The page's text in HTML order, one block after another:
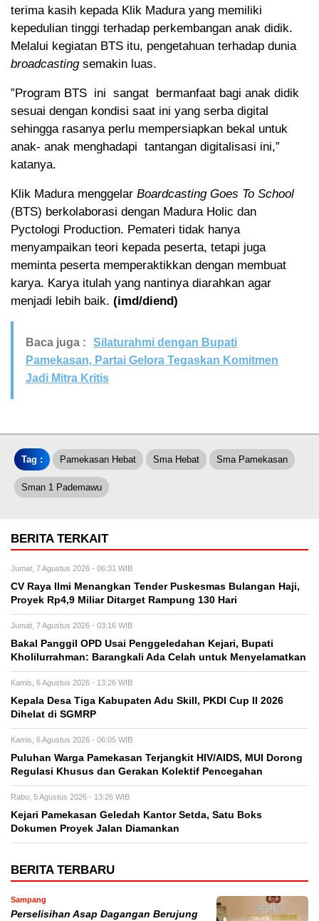
terima kasih kepada Klik Madura yang memiliki
kepedulian tinggi terhadap perkembangan anak didik.
Melalui kegiatan BTS itu, pengetahuan terhadap dunia
broadcastingsemakin luas.
”Program BTS ini sangat bermanfaat bagi anak didik
sesuai dengan kondisi saat ini yang serba digital
sehingga rasanya perlu mempersiapkan bekal untuk
anak- anak menghadapi tantangan digitalisasi ini,”
katanya.
Klik Madura menggelar Boardcasting Goes To School
(BTS) berkolaborasi dengan Madura Holic dan
Pyctologi Production. Pemateri tidak hanya
menyampaikan teori kepada peserta, tetapi juga
meminta peserta memperaktikkan dengan membuat
karya. Karya itulah yang nantinya diarahkan agar
menjadi lebih baik. (imd/diend)
Baca juga :
Silaturahmi dengan Bupati
Pamekasan, Partai Gelora Tegaskan Komitmen
Jadi Mitra Kritis
Tag : Pamekasan Hebat Sma Hebat Sma Pamekasan
Sman 1 Pademawu
BERITA TERKAIT
Jumat, 7 Agustus 2026 - 06:31 WIB
CV Raya Ilmi Menangkan Tender Puskesmas Bulangan Haji,
Proyek Rp4,9 Miliar Ditarget Rampung 130 Hari
Jumat, 7 Agustus 2026 - 03:16 WIB
Bakal Panggil OPD Usai Penggeledahan Kejari, Bupati
Kholilurrahman: Barangkali Ada Celah untuk Menyelamatkan
Kamis, 6 Agustus 2026 - 13:26 WIB
Kepala Desa Tiga Kabupaten Adu Skill, PKDI Cup II 2026
Dihelat di SGMRP
Kamis, 6 Agustus 2026 - 06:05 WIB
Puluhan Warga Pamekasan Terjangkit HIV/AIDS, MUI Dorong
Regulasi Khusus dan Gerakan Kolektif Pencegahan
Rabu, 5 Agustus 2026 - 13:26 WIB
Kejari Pamekasan Geledah Kantor Setda, Satu Boks
Dokumen Proyek Jalan Diamankan
BERITA TERBARU
Sampang
Perselisihan Asap Dagangan Berujung